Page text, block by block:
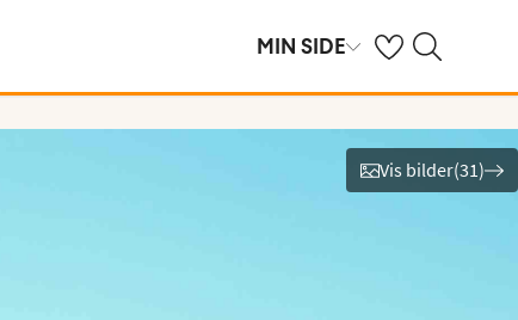
MIN SIDE Se dine sparte
Søk på ving.no
Vis bilder(31)